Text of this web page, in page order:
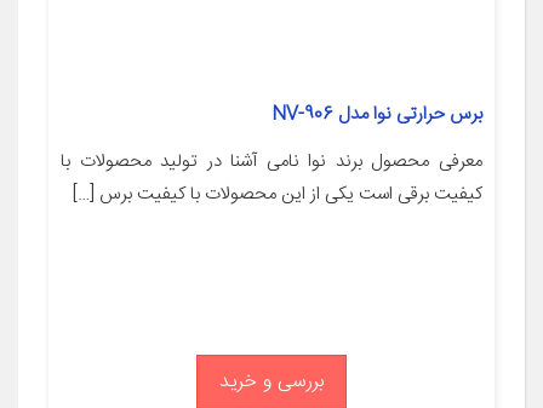
برس حرارتی نوا مدل NV-906
معرفی محصول برند نوا نامی آشنا در تولید محصولات با
کیفیت برقی است یکی از این محصولات با کیفیت برس […]
بررسی و خرید